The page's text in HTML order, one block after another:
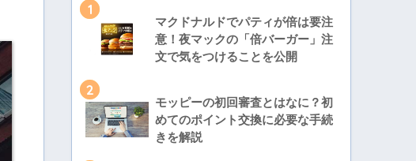
1
マクドナルドでパティが倍は要注
意！夜マックの「倍バーガー」注
文で気をつけることを公開
2
モッピーの初回審査とはなに？初
めてのポイント交換に必要な手続
きを解説